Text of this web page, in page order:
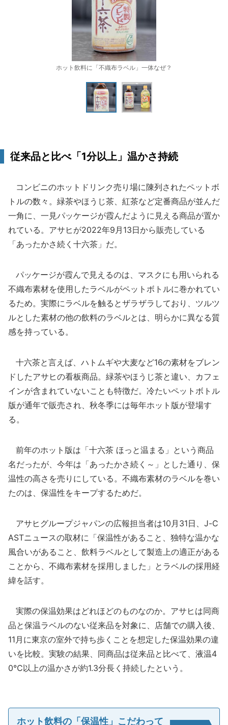
ホット飲料に「不織布ラベル」一体なぜ？
従来品と比べ「1分以上」温かさ持続
コンビニのホットドリンク売り場に陳列されたペットボ
トルの数々。緑茶やほうじ茶、紅茶など定番商品が並んだ
一角に、一見パッケージが霞んだように見える商品が置か
れている。アサヒが2022年9月13日から販売している
「あったかさ続く十六茶」だ。
パッケージが霞んで見えるのは、マスクにも用いられる
不織布素材を使用したラベルがペットボトルに巻かれてい
るため。実際にラベルを触るとザラザラしており、ツルツ
ルとした素材の他の飲料のラベルとは、明らかに異なる質
感を持っている。
十六茶と言えば、ハトムギや大麦など16の素材をブレン
ドしたアサヒの看板商品。緑茶やほうじ茶と違い、カフェ
インが含まれていないことも特徴だ。冷たいペットボトル
版が通年で販売され、秋冬季には毎年ホット版が登場す
る。
前年のホット版は「十六茶 ほっと温まる」という商品
名だったが、今年は「あったかさ続く～」とした通り、保
温性の高さを売りにしている。不織布素材のラベルを巻い
たのは、保温性をキープするためだ。
アサヒグループジャパンの広報担当者は10月31日、J-C
ASTニュースの取材に「保温性があること、独特な温かな
風合いがあること、飲料ラベルとして製造上の適正がある
ことから、不織布素材を採用しました」とラベルの採用経
緯を話す。
実際の保温効果はどれほどのものなのか。アサヒは同商
品と保温ラベルのない従来品を対象に、店舗での購入後、
11月に東京の室外で持ち歩くことを想定した保温効果の違
いを比較。実験の結果、同商品は従来品と比べて、液温4
0℃以上の温かさが約1.3分長く持続したという。
ホット飲料の「保温性」こだわって